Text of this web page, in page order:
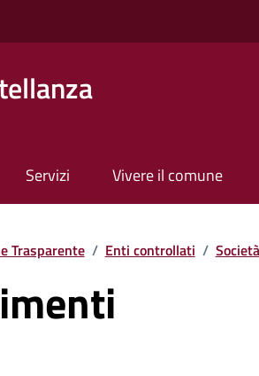
Servizi Vivere il comune
Trasparente / Enti controllati /